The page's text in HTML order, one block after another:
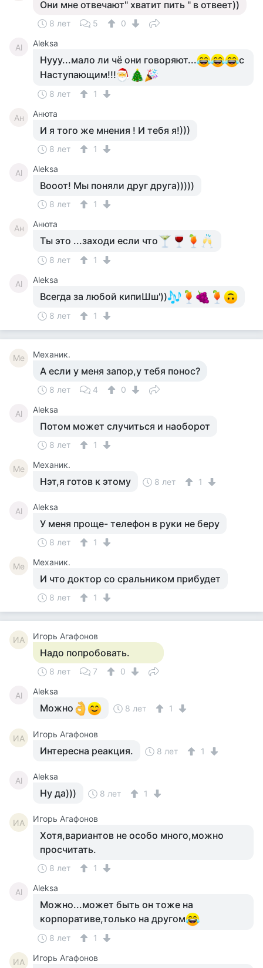
Они мне отвечают" хватит пить " в отвеет))
8 лет 5 0
Al Aleksa
Нууу...мало ли чё они говоряют...
с
Наступающим!!!
8 лет 1
Ан Анюта
И я того же мнения ! И тебя я!)))
8 лет 1
Al Aleksa
Вооот! Мы поняли друг друга)))))
8 лет 1
Ан Анюта
Ты это ...заходи если что
8 лет 1
Al Aleksa
Всегда за любой кипиШш'))
8 лет 1
Ме Механик.
А если у меня запор,у тебя понос?
8 лет 4 0
Al Aleksa
Потом может случиться и наоборот
8 лет 1
Ме Механик.
Нэт,я готов к этому 8 лет 1
Al Aleksa
У меня проще- телефон в руки не беру
8 лет 1
Ме Механик.
И что доктор со сральником прибудет
8 лет 1
ИА Игорь Агафонов
Надо попробовать.
8 лет 7 0
Al Aleksa
Можно 8 лет 1
ИА Игорь Агафонов
Интересна реакция. 8 лет 1
Al Aleksa
Ну да))) 8 лет 1
ИА Игорь Агафонов
Хотя,вариантов не особо много,можно
просчитать.
8 лет 1
Al Aleksa
Можно...может быть он тоже на
корпоративе,только на другом
8 лет 1
ИА Игорь Агафонов